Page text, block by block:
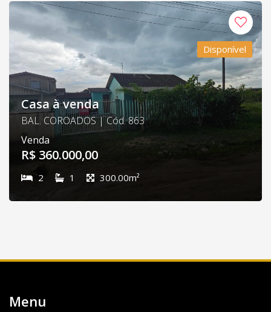
Disponível
Casa à venda
BAL. COROADOS | Cód. 863
Venda
R$ 360.000,00
2 1 300.00m²
Menu